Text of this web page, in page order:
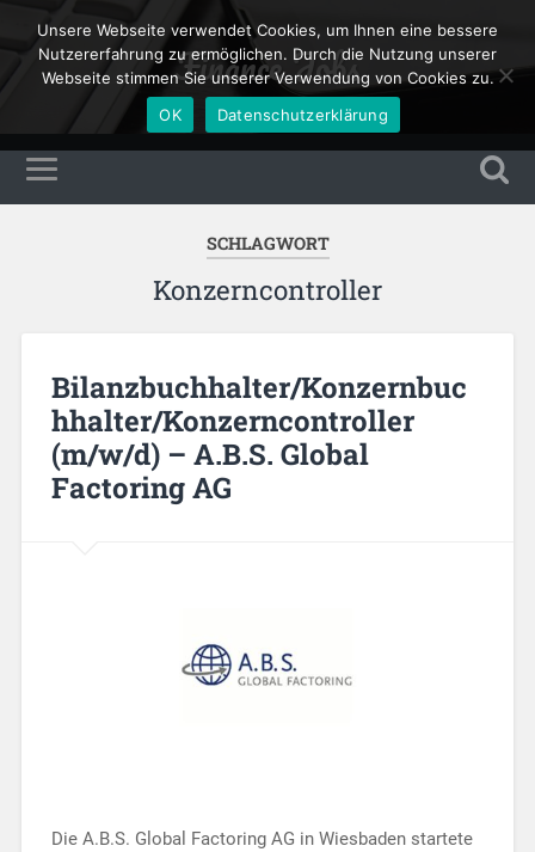
Finance Jobs
SCHLAGWORT
Konzerncontroller
Bilanzbuchhalter/Konzernbuc
hhalter/Konzerncontroller
(m/w/d) – A.B.S. Global
Factoring AG
Die A.B.S. Global Factoring AG in Wiesbaden startete
Unsere Webseite verwendet Cookies, um Ihnen eine bessere
Nutzererfahrung zu ermöglichen. Durch die Nutzung unserer
Webseite stimmen Sie unserer Verwendung von Cookies zu.
OK
Datenschutzerklärung